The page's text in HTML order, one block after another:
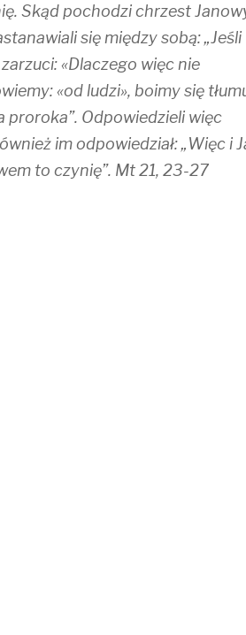
Skąd pochodzi chrzest
się między sobą: „Jeśli
«Dlaczego więc nie
«od ludzi», boimy się
proroka”. Odpowiedzieli więc
im odpowiedział: „Więc i
to czynię”. Mt 21, 23-27